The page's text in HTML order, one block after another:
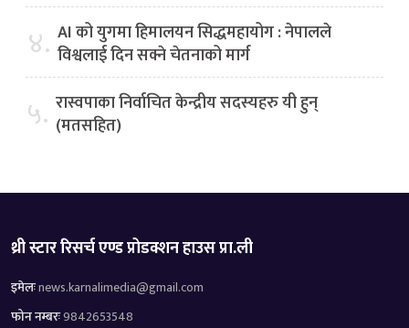
४. AI को युगमा हिमालयन सिद्धमहायोग : नेपालले
विश्वलाई दिन सक्ने चेतनाको मार्ग
५. रास्वपाका निर्वाचित केन्द्रीय सदस्यहरु यी हुन्
(मतसहित)
थ्री स्टार रिसर्च एण्ड प्रोडक्शन हाउस प्रा.ली
इमेलःnews.karnalimedia@gmail.com
फोन नम्बरः9842653548